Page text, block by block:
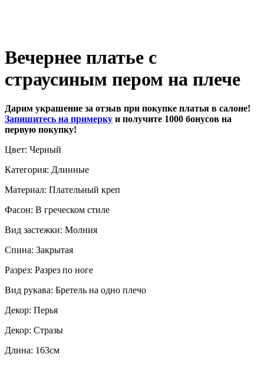
Вечернее платье с
страусиным пером на плече
Дарим украшение за отзыв при покупке платья в салоне!
Запишитесь на примерку и получите 1000 бонусов на
первую покупку!
Цвет: Черный
Категория: Длинные
Материал: Плательный креп
Фасон: В греческом стиле
Вид застежки: Молния
Спина: Закрытая
Разрез: Разрез по ноге
Вид рукава: Бретель на одно плечо
Декор: Перья
Декор: Стразы
Длина: 163см